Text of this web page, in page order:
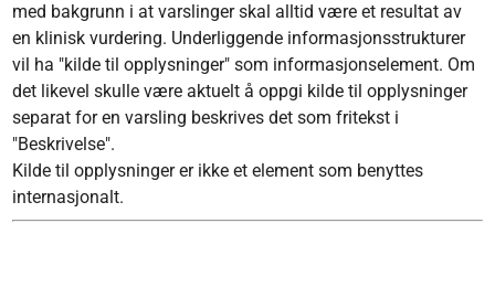
med bakgrunn i at varslinger skal alltid være et resultat av
en klinisk vurdering. Underliggende informasjonsstrukturer
vil ha "kilde til opplysninger" som informasjonselement. Om
det likevel skulle være aktuelt å oppgi kilde til opplysninger
separat for en varsling beskrives det som fritekst i
"Beskrivelse".
Kilde til opplysninger er ikke et element som benyttes
internasjonalt.